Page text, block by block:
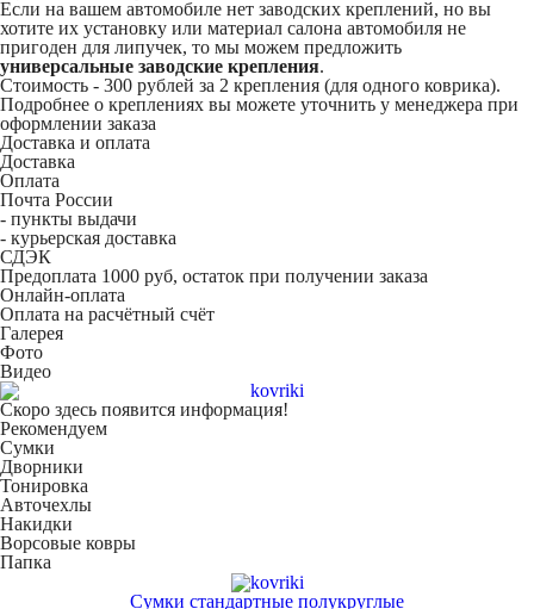
Если на вашем автомобиле нет заводских креплений, но вы
хотите их установку или материал салона автомобиля не
пригоден для липучек, то мы можем предложить
универсальные заводские крепления.
Стоимость - 300 рублей за 2 крепления (для одного коврика).
Подробнее о креплениях вы можете уточнить у менеджера при
оформлении заказа
Доставка и оплата
Доставка
Оплата
Почта России
- пункты выдачи
- курьерская доставка
СДЭК
Предоплата 1000 руб, остаток при получении заказа
Онлайн-оплата
Оплата на расчётный счёт
Галерея
Фото
Видео
Скоро здесь появится информация!
Рекомендуем
Сумки
Дворники
Тонировка
Авточехлы
Накидки
Ворсовые ковры
Папка
Сумки стандартные полукруглые